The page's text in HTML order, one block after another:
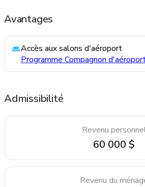
Avantages
Accès aux salons d'aéroport
Programme Compagnon
Admissibilité
Revenu
60 000 $
Revenu du